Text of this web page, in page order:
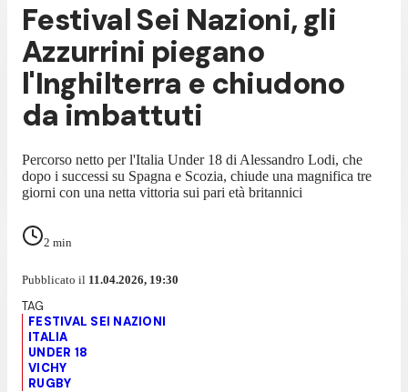
Festival Sei Nazioni, gli
Azzurrini piegano
l'Inghilterra e chiudono
da imbattuti
Percorso netto per l'Italia Under 18 di Alessandro Lodi, che
dopo i successi su Spagna e Scozia, chiude una magnifica tre
giorni con una netta vittoria sui pari età britannici
2 min
Pubblicato il 11.04.2026, 19:30
FESTIVAL SEI NAZIONI
ITALIA
UNDER 18
VICHY
RUGBY